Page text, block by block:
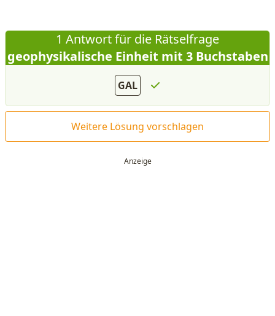
1 Antwort für die Rätselfrage
geophysikalische Einheit mit 3 Buchstaben
GAL
Weitere Lösung vorschlagen